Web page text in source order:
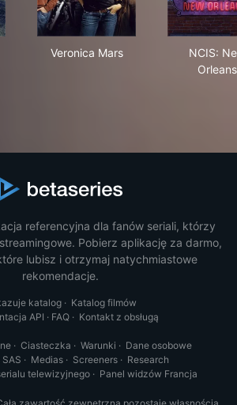
Veronica Mars
NCIS:
Orleans
referencyjna dla fanów seriali, którzy
Pobierz aplikację za darmo,
lubisz i otrzymaj natychmiastowe
rekomendacje.
katalog· Katalog filmów
API · FAQ· Kontakt z obsługą
· Ciasteczka · Warunki · Dane osobowe
· Medias· Screeners· Research
telewizyjnego· Panel widzów Francja
zawartość zewnętrzna pozostaje własnością